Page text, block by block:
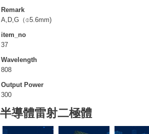
相關認證驗證
公司訊息
最新消息
聯絡友嘉
地理位置
Remark
A,D,G（⌽5.6mm)
item_no
37
Wavelength
808
Output Power
300
半導體雷射二極體